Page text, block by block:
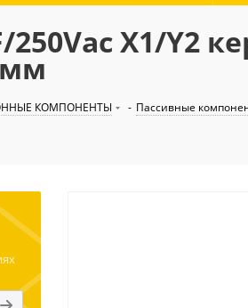
250Vac X1/Y2
КОМПОНЕНТЫ - Пассивные